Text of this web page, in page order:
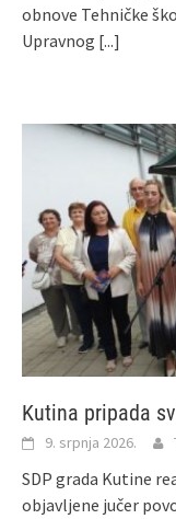
obnove Tehničke
Upravnog [...]
Kutina pripada
9. srpnja 2026.
SDP grada Kutine
objavljene jučer